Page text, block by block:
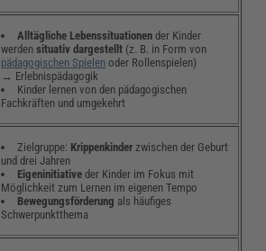
Alltägliche Lebenssituationen der Kinder
werdensituativ dargestellt (z. B. in Form von
pädagogischen Spielen oder Rollenspielen)
→ Erlebnispädagogik
Kinder lernen von den pädagogischen
Fachkräften und umgekehrt
Zielgruppe: Krippenkinder zwischen der Geburt
und drei Jahren
Eigeninitiative der Kinder im Fokus mit
Möglichkeit zum Lernen im eigenen Tempo
Bewegungsförderung als häufiges
Schwerpunktthema